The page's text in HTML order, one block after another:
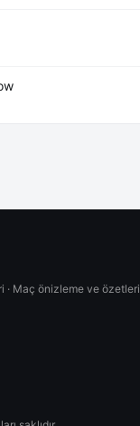
· Maç önizleme ve özetleri